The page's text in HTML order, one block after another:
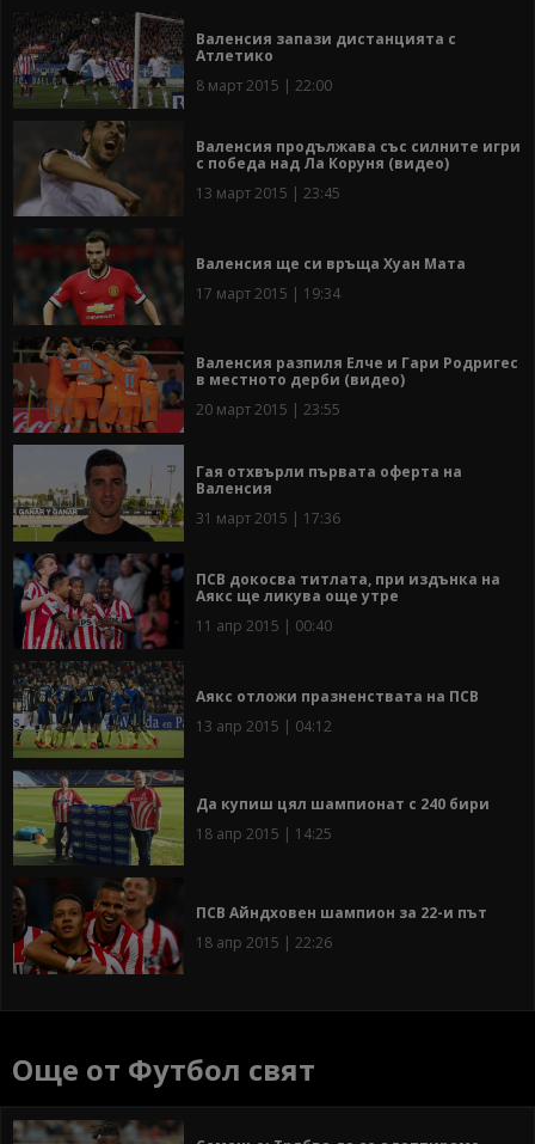
Валенсия запази дистанцията с
Атлетико
8 март 2015 | 22:00
Валенсия продължава със силните игри
с победа над Ла Коруня (видео)
13 март 2015 | 23:45
Валенсия ще си връща Хуан Мата
17 март 2015 | 19:34
Валенсия разпиля Елче и Гари Родригес
в местното дерби (видео)
20 март 2015 | 23:55
Гая отхвърли първата оферта на
Валенсия
31 март 2015 | 17:36
ПСВ докосва титлата, при издънка на
Аякс ще ликува още утре
11 апр 2015 | 00:40
Аякс отложи празненствата на ПСВ
13 апр 2015 | 04:12
Да купиш цял шампионат с 240 бири
18 апр 2015 | 14:25
ПСВ Айндховен шампион за 22-и път
18 апр 2015 | 22:26
Още от Футбол свят